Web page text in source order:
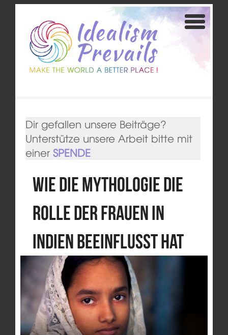
Dir gefallen unsere Beiträge?
Unterstütze unsere Arbeit bitte mit
einer SPENDE
Wie die Mythologie die
Rolle der Frauen in
Indien beeinflusst hat